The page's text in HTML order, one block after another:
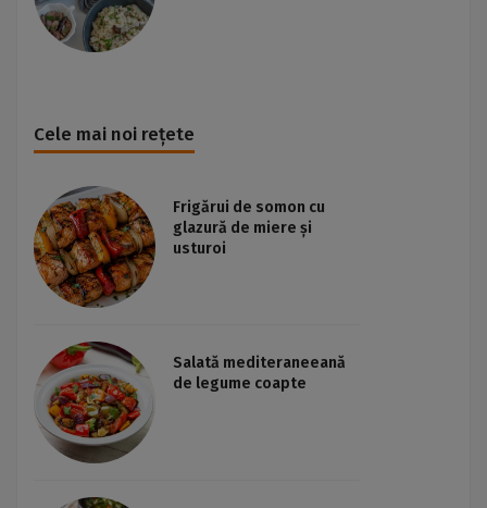
Cele mai noi rețete
Frigărui de somon cu
glazură de miere și
usturoi
Salată mediteraneeană
de legume coapte